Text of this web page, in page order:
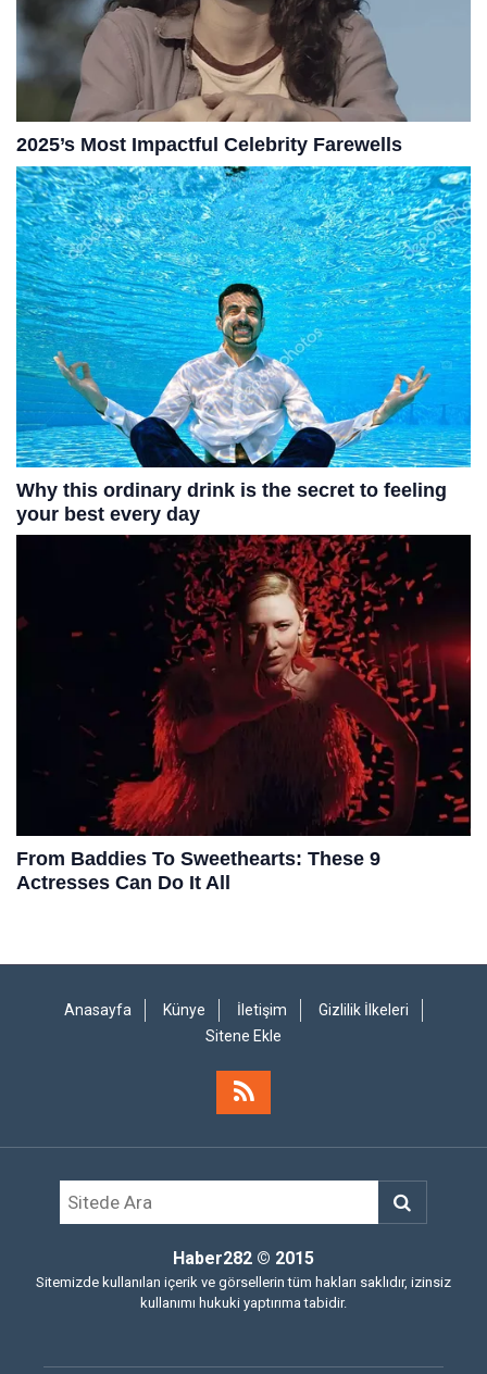
Anasayfa Künye İletişim
Gizlilik İlkeleri
Sitene Ekle
Haber282 © 2015
Sitemizde kullanılan içerik ve görsellerin tüm hakları saklıdır, izinsiz
kullanımı hukuki yaptırıma tabidir.